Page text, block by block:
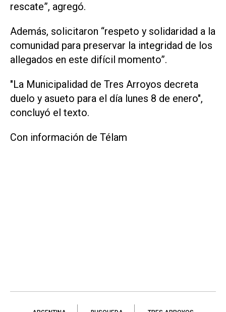
rescate”, agregó.
Además, solicitaron “respeto y solidaridad a la
comunidad para preservar la integridad de los
allegados en este difícil momento”.
"La Municipalidad de Tres Arroyos decreta
duelo y asueto para el día lunes 8 de enero",
concluyó el texto.
Con información de Télam